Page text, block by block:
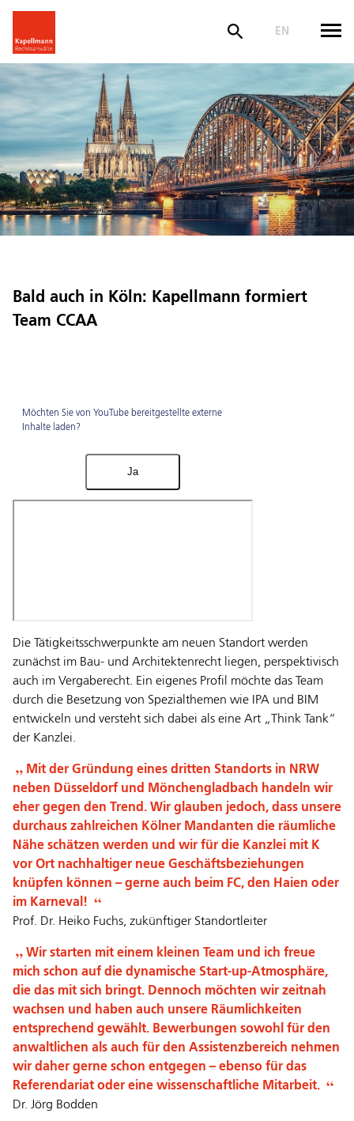
EN
Bald auch in Köln: Kapellmann formiert
Team CCAA
Möchten Sie von YouTube bereitgestellte externe
Inhalte laden?
Ja
Die Tätigkeitsschwerpunkte am neuen Standort werden
zunächst im Bau- und Architektenrecht liegen, perspektivisch
auch im Vergaberecht. Ein eigenes Profil möchte das Team
durch die Besetzung von Spezialthemen wie IPA und BIM
entwickeln und versteht sich dabei als eine Art „Think Tank“
der Kanzlei.
Mit der Gründung eines dritten Standorts in NRW
neben Düsseldorf und Mönchengladbach handeln wir
eher gegen den Trend. Wir glauben jedoch, dass unsere
durchaus zahlreichen Kölner Mandanten die räumliche
Nähe schätzen werden und wir für die Kanzlei mit K
vor Ort nachhaltiger neue Geschäftsbeziehungen
knüpfen können – gerne auch beim FC, den Haien oder
im Karneval!
Prof. Dr. Heiko Fuchs, zukünftiger Standortleiter
Wir starten mit einem kleinen Team und ich freue
mich schon auf die dynamische Start-up-Atmosphäre,
die das mit sich bringt. Dennoch möchten wir zeitnah
wachsen und haben auch unsere Räumlichkeiten
entsprechend gewählt. Bewerbungen sowohl für den
anwaltlichen als auch für den Assistenzbereich nehmen
wir daher gerne schon entgegen – ebenso für das
Referendariat oder eine wissenschaftliche Mitarbeit.
Dr. Jörg Bodden